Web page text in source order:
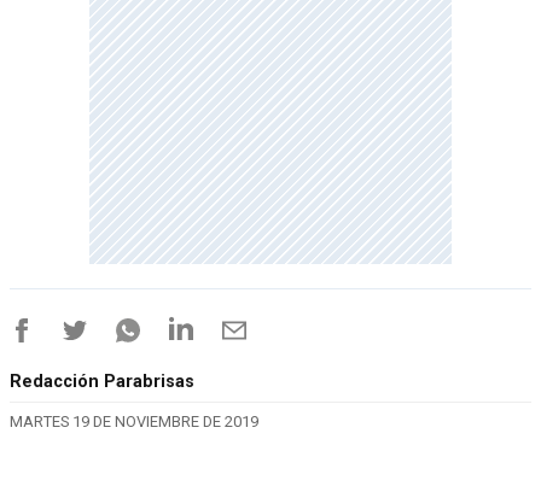
Redacción Parabrisas
MARTES 19 DE NOVIEMBRE DE 2019